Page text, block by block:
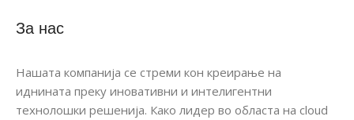
За нас
Нашата компанија се стреми кон креирање на
иднината преку иновативни и интелигентни
технолошки решенија. Како лидер во областа на cloud